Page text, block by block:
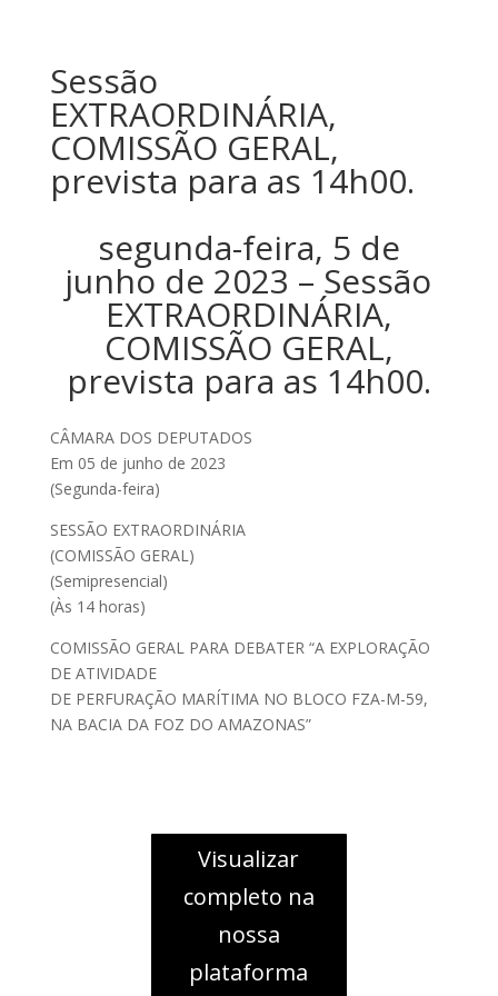
Sessão
EXTRAORDINÁRIA,
COMISSÃO GERAL,
prevista para as 14h00.
segunda-feira, 5 de
junho de 2023 – Sessão
EXTRAORDINÁRIA,
COMISSÃO GERAL,
prevista para as 14h00.
CÂMARA DOS DEPUTADOS
Em 05 de junho de 2023
(Segunda-feira)
SESSÃO EXTRAORDINÁRIA
(COMISSÃO GERAL)
(Semipresencial)
(Às 14 horas)
COMISSÃO GERAL PARA DEBATER “A EXPLORAÇÃO
DE ATIVIDADE
DE PERFURAÇÃO MARÍTIMA NO BLOCO FZA-M-59,
NA BACIA DA FOZ DO AMAZONAS”
Visualizar
completo na
nossa
plataforma